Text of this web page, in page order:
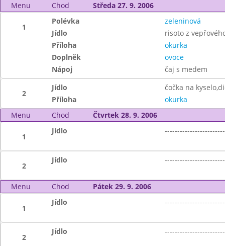
Menu
Chod Středa 27. 9. 2006
1
Polévka
zeleninová
Jídlo
risoto z
Příloha
okurka
Doplněk
ovoce
Nápoj
čaj s medem
2
Jídlo
čočka na
Příloha
okurka
Menu
Chod Čtvrtek 28. 9. 2006
1
Jídlo
2
Jídlo
Menu Chod Pátek 29. 9. 2006
1
Jídlo
2
Jídlo